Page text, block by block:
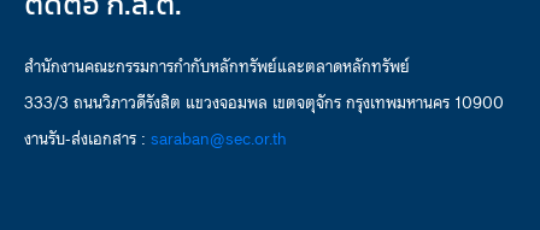
สำนักงานคณะกรรมการกำกับหลักทรัพย์และตลาดหลักทรัพย์
333/3 ถนนวิภาวดีรังสิต แขวงจอมพล เขตจตุจักร กรุงเทพมหานคร 10900
งานรับ-ส่งเอกสาร : saraban@sec.or.th